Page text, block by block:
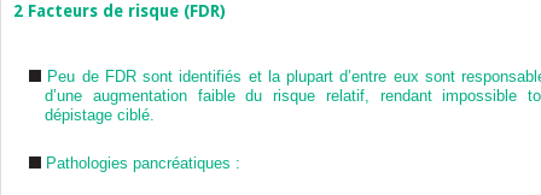
2 Facteurs de risque (FDR)
Peu de FDR sont identifiés et la plupart d’entre eux sont
d’une augmentation faible du risque relatif, rendant impossible
dépistage ciblé.
Pathologies pancréatiques :